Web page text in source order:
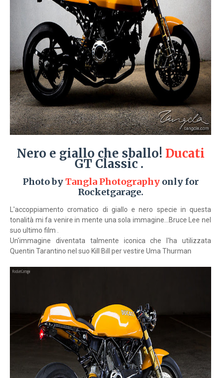
Nero e giallo che sballo! Ducati
GT Classic .
Photo by Tangla Photographyonly for
Rocketgarage.
L'accoppiamento cromatico di giallo e nero specie in questa
tonalità mi fa venire in mente una sola immagine...Bruce Lee nel
suo ultimo film .
Un'immagine diventata talmente iconica che l'ha utilizzata
Quentin Tarantino nel suo Kill Bill per vestire Uma Thurman